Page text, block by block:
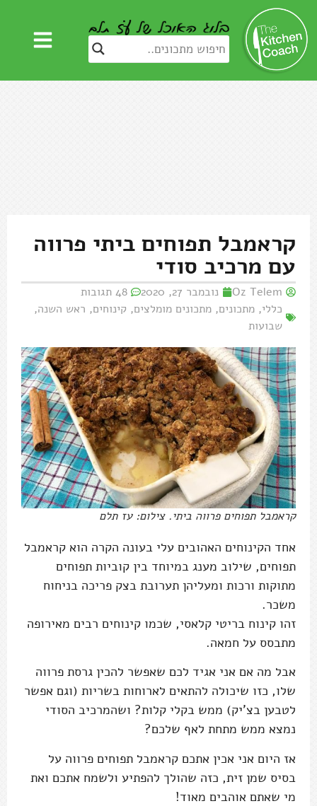
קראמבל תפוחים ביתי פרווה
עם מרכיב סודי
Oz Telem נובמבר 27, 2020
48 תגובות
כללי, מתכונים, מתכונים מומלצים, קינוחים, ראש השנה,
שבועות
קראמבל תפוחים פרווה ביתי. צילום: עז תלם
אחד הקינוחים האהובים עלי בעונה הקרה הוא קראמבל
תפוחים, שילוב מענג במיוחד בין קוביות תפוחים
מתוקות ורכות ומעליהן תערובת בצק פריכה בניחוח
משכר.
זהו קינוח בריטי קלאסי, שכמו קינוחים רבים מאירופה
מתבסס על חמאה.
אבל מה אם אני אגיד לכם שאפשר להכין גרסת פרווה
שלו, כזו שיכולה להתאים לארוחות בשריות (וגם אפשר
לטבען בצ'יק) ממש בקלי קלות? ושהמרכיב הסודי
נמצא ממש מתחת לאף שלכם?
אז היום אני אכין אתכם קראמבל תפוחים פרווה על
בסיס שמן זית, כזה שהולך להפתיע ולשמח אתכם ואת
מי שאתם אוהבים מאוד!